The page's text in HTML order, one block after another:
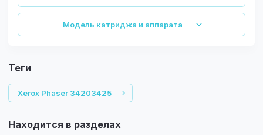
Модель катриджа и аппарата
теги
Xerox Phaser 34203425
Находится в разделах